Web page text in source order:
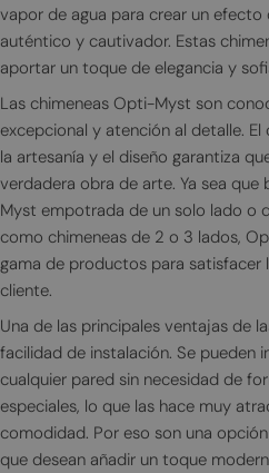
vapor de agua para crear un
auténtico y cautivador. Estas
aportar un toque de elegancia y
Las chimeneas Opti-Myst son
excepcional y atención al detalle.
la artesanía y el diseño garantiza
verdadera obra de arte. Ya sea
Myst empotrada de un solo lado o
como chimeneas de 2 o 3 lados,
gama de productos para satisfacer
cliente.
Una de las principales ventajas de
facilidad de instalación. Se pueden
cualquier pared sin necesidad de
especiales, lo que las hace muy
comodidad. Por eso son una
que desean añadir un toque